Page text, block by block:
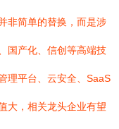
非简单的替换，而是涉
国产化、信创等高端技
理平台、云安全、SaaS
大，相关龙头企业有望